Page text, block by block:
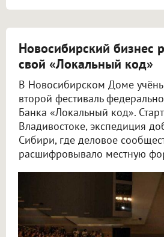
Новосибирский бизнес
свой «Локальный код»
В Новосибирском Доме
второй фестиваль
Банка «Локальный код».
Владивостоке, экспедиция
Сибири, где деловое
расшифровывало местную